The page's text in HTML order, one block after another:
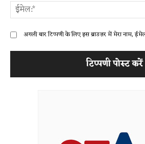
अगली बार टिप्पणी के लिए इस ब्राउज़र में मेरा नाम,